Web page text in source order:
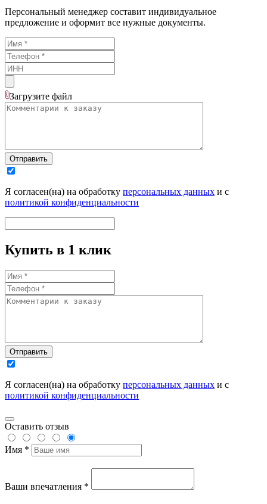
Персональный менеджер составит индивидуальное
предложение и оформит все нужные документы.
Загрузите файл
Отправить
Я согласен(на) на обработку персональных данных и с
политикой конфиденциальности
Купить в 1 клик
Отправить
Я согласен(на) на обработку персональных данных и с
политикой конфиденциальности
Оставить отзыв
Имя *
Ваши впечатления *